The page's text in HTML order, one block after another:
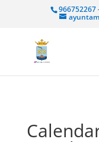
966752267